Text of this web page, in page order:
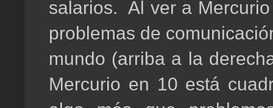
salarios. Al ver a
problemas de
mundo (arriba a la
Mercurio en 10 está